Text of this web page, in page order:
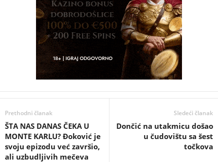
Prethodni članak
ŠTA NAS DANAS ČEKA U
MONTE KARLU? Đoković je
svoju epizodu već završio,
ali uzbudljivih mečeva
Sledeći članak
Dončić na utakmicu došao
u čudovištu sa šest
točkova